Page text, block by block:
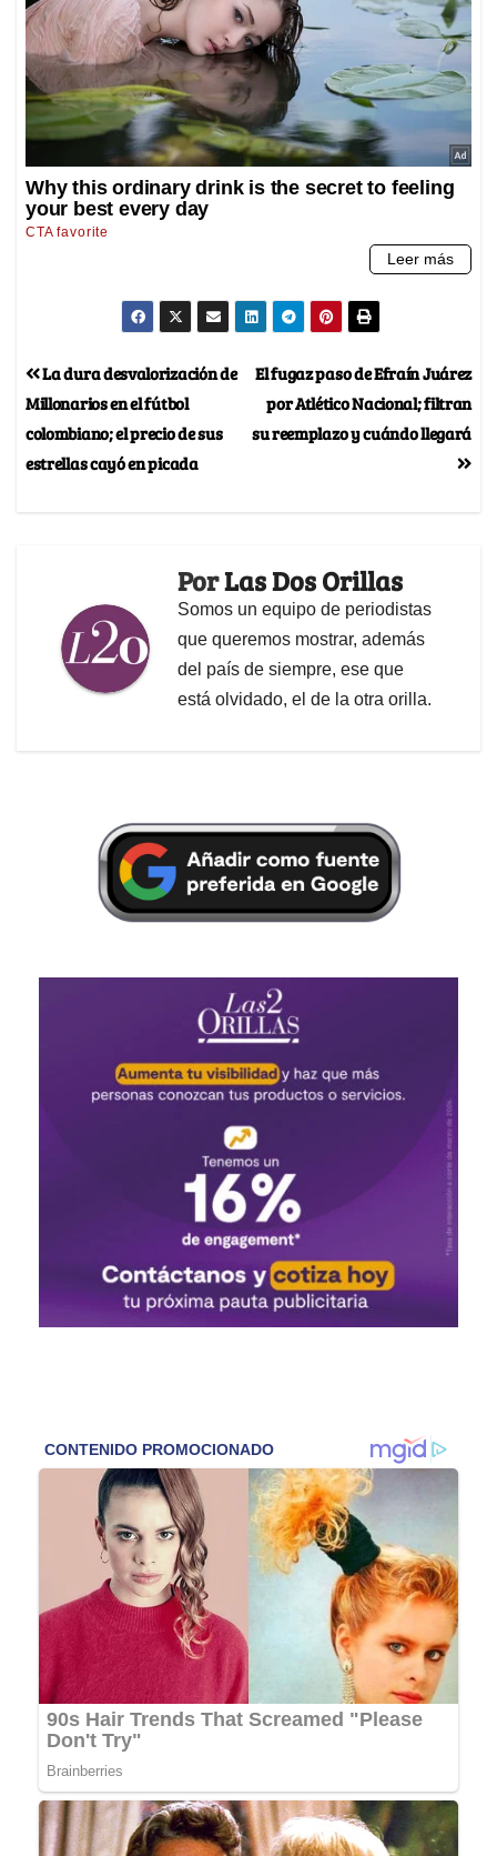
El fugaz paso de Efraín Juárez
por Atlético Nacional; filtran
su reemplazo y cuándo llegará
La dura desvalorización de
Millonarios en el fútbol
colombiano; el precio de sus
estrellas cayó en picada
PorLas Dos Orillas
Somos un equipo de periodistas
que queremos mostrar, además
del país de siempre, ese que
está olvidado, el de la otra orilla.